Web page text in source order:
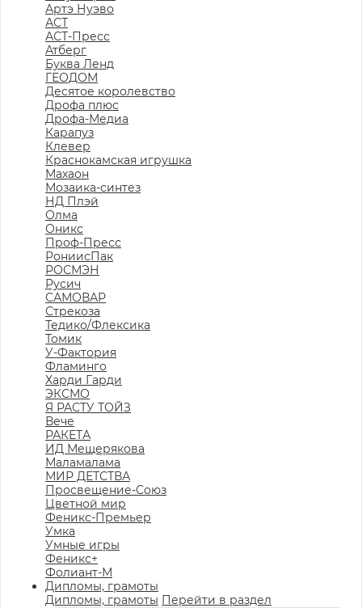
Артэ Нуэво
АСТ
АСТ-Пресс
Атберг
Буква Ленд
ГЕОДОМ
Десятое королевство
Дрофа плюс
Дрофа-Медиа
Карапуз
Клевер
Краснокамская игрушка
Махаон
Мозаика-синтез
НД Плэй
Олма
Оникс
Проф-Пресс
РониисПак
РОСМЭН
Русич
САМОВАР
Стрекоза
Тедико/Флексика
Томик
У-Фактория
Фламинго
Харди Гарди
ЭКСМО
Я РАСТУ ТОЙЗ
Вече
РАКЕТА
ИД Мещерякова
Маламалама
МИР ДЕТСТВА
Просвещение-Союз
Цветной мир
Феникс-Премьер
Умка
Умные игры
Феникс+
Фолиант-М
Дипломы, грамоты
Дипломы, грамоты Перейти в раздел